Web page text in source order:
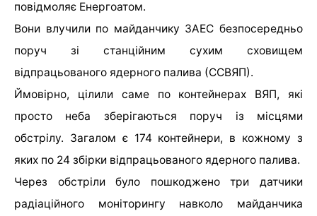
повідмоляє Енергоатом.
Вони влучили по майданчику ЗАЕС безпосередньо
поруч зі станційним сухим сховищем
відпрацьованого ядерного палива (ССВЯП).
Ймовірно, цілили саме по контейнерах ВЯП, які
просто неба зберігаються поруч із місцями
обстрілу. Загалом є 174 контейнери, в кожному з
яких по 24 збірки відпрацьованого ядерного палива.
Через обстріли було пошкоджено три датчики
радіаційного моніторингу навколо майданчика